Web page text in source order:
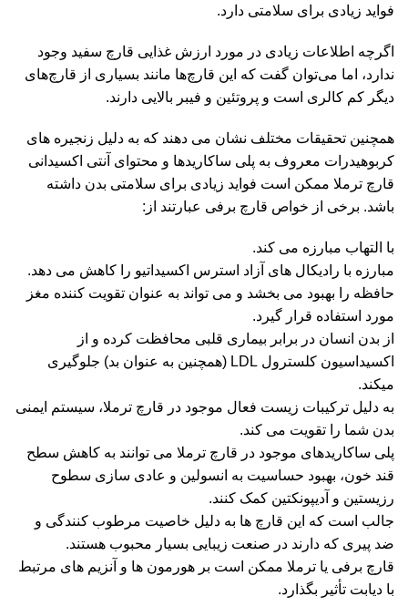
فواید زیادی برای سلامتی دارد.
اگرچه اطلاعات زیادی در مورد ارزش غذایی قارچ سفید وجود
ندارد، اما می‌توان گفت که این قارچ‌ها مانند بسیاری از قارچ‌های
دیگر کم کالری است و پروتئین و فیبر بالایی دارند.
همچنین تحقیقات مختلف نشان می دهند که به دلیل زنجیره های
کربوهیدرات معروف به پلی ساکاریدها و محتوای آنتی اکسیدانی
قارچ ترملا ممکن است فواید زیادی برای سلامتی بدن داشته
باشد. برخی از خواص قارچ برفی عبارتند از:
با التهاب مبارزه می کند.
مبارزه با رادیکال های آزاد استرس اکسیداتیو را کاهش می دهد.
حافظه را بهبود می بخشد و می تواند به عنوان تقویت کننده مغز
مورد استفاده قرار گیرد.
از بدن انسان در برابر بیماری قلبی محافظت کرده و از
اکسیداسیون کلسترول LDL (همچنین به عنوان بد) جلوگیری
میکند.
به دلیل ترکیبات زیست فعال موجود در قارچ ترملا، سیستم ایمنی
بدن شما را تقویت می کند.
پلی ساکاریدهای موجود در قارچ ترملا می توانند به کاهش سطح
قند خون، بهبود حساسیت به انسولین و عادی سازی سطوح
رزیستین و آدیپونکتین کمک کنند.
جالب است که این قارچ ها به دلیل خاصیت مرطوب کنندگی و
ضد پیری که دارند در صنعت زیبایی بسیار محبوب هستند.
قارچ برفی یا ترملا ممکن است بر هورمون ها و آنزیم های مرتبط
با دیابت تأثیر بگذارد.